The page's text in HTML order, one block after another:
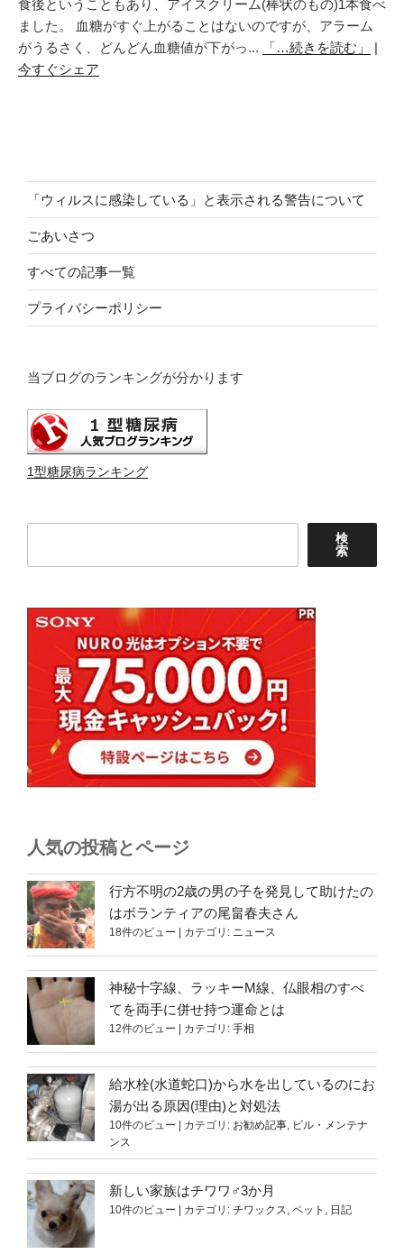
食後ということもあり、アイスクリーム(棒状のもの)1本食べ
ました。 血糖がすぐ上がることはないのですが、アラーム
がうるさく、どんどん血糖値が下がっ...
「…続きを読む」
|
今すぐシェア
「ウィルスに感染している」と表示される警告について
ごあいさつ
すべての記事一覧
プライバシーポリシー
当ブログのランキングが分かります
1型糖尿病ランキング
検
索
人気の投稿とページ
行方不明の2歳の男の子を発見して助けたの
はボランティアの尾畠春夫さん
18件のビュー カテゴリ: ニュース
神秘十字線、ラッキーM線、仏眼相のすべ
てを両手に併せ持つ運命とは
12件のビュー カテゴリ: 手相
給水栓(水道蛇口)から水を出しているのにお
湯が出る原因(理由)と対処法
10件のビュー カテゴリ: お勧め記事, ビル・メンテナ
ンス
新しい家族はチワワ♂3か月
10件のビュー カテゴリ: チワックス, ペット , 日記